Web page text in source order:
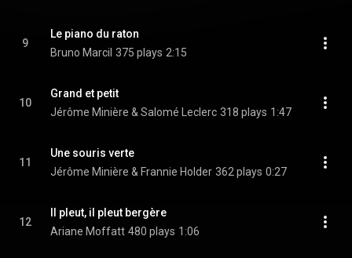
9
Le piano du raton
Bruno Marcil 375 plays 2:15
10
Grand et petit
Jérôme Minière & Salomé Leclerc 318 plays 1:47
11
Une souris verte
Jérôme Minière & Frannie Holder 362 plays 0:27
12
Il pleut, il pleut bergère
Ariane Moffatt 480 plays 1:06